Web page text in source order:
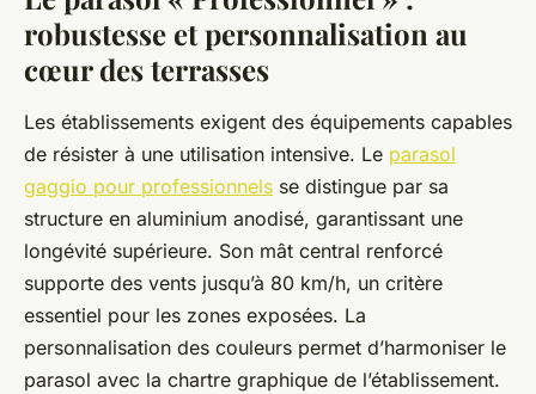
robustesse et personnalisation au
cœur des terrasses
Les établissements exigent des équipements capables
de résister à une utilisation intensive. Le parasol
gaggio pour professionnels se distingue par sa
structure en aluminium anodisé, garantissant une
longévité supérieure. Son mât central renforcé
supporte des vents jusqu’à 80 km/h, un critère
essentiel pour les zones exposées. La
personnalisation des couleurs permet d’harmoniser le
parasol avec la chartre graphique de l’établissement.